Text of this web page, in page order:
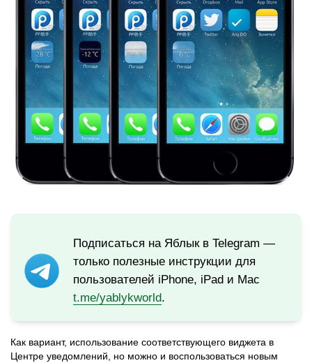
Подписаться на Яблык в Telegram —
только полезные инструкции для
пользователей iPhone, iPad и Mac
t.me/yablykworld.
Как вариант, использование соответствующего виджета в
Центре уведомлений, но можно и воспользоваться новым